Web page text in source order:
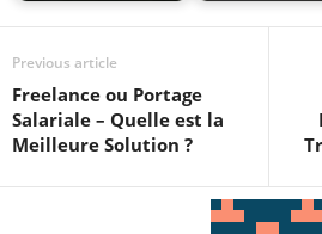
Previous article
Freelance ou Portage
Salariale – Quelle est la
Meilleure Solution ?